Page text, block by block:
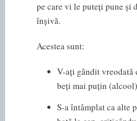
pe care vi le puteți pune și
înșivă.
Acestea sunt:
V-ați gândit vreodată
beți mai puțin
S-a întâmplat ca alte